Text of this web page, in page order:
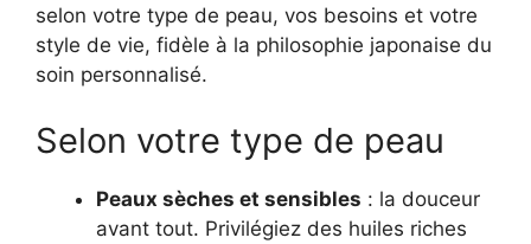
selon votre type de peau, vos besoins et votre
style de vie, fidèle à la philosophie japonaise du
soin personnalisé.
Selon votre type de peau
Peaux sèches et sensibles : la douceur
avant tout. Privilégiez des huiles riches